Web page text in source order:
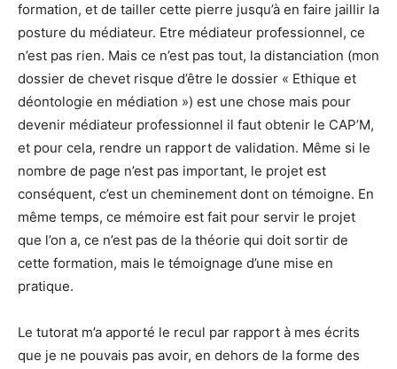
formation, et de tailler cette pierre jusqu’à en faire jaillir la
posture du médiateur. Etre médiateur professionnel, ce
n’est pas rien. Mais ce n’est pas tout, la distanciation (mon
dossier de chevet risque d’être le dossier « Ethique et
déontologie en médiation ») est une chose mais pour
devenir médiateur professionnel il faut obtenir le CAP’M,
et pour cela, rendre un rapport de validation. Même si le
nombre de page n’est pas important, le projet est
conséquent, c’est un cheminement dont on témoigne. En
même temps, ce mémoire est fait pour servir le projet
que l’on a, ce n’est pas de la théorie qui doit sortir de
cette formation, mais le témoignage d’une mise en
pratique.
Le tutorat m’a apporté le recul par rapport à mes écrits
que je ne pouvais pas avoir, en dehors de la forme des